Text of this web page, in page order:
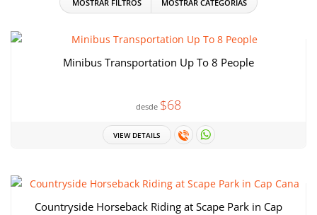
MOSTRAR FILTROS MOSTRAR CATEGORÍAS
Minibus Transportation Up To 8 People
desde $68
VIEW DETAILS
Countryside Horseback Riding at Scape Park in Cap